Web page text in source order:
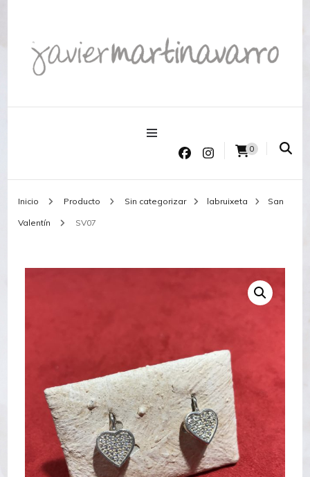
Joyería Javier Martinavarro
0
Inicio Producto Sin categorizar labruixeta San
Valentín SV07